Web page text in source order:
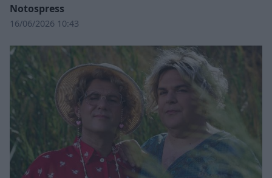
Notospress
16/06/2026 10:43